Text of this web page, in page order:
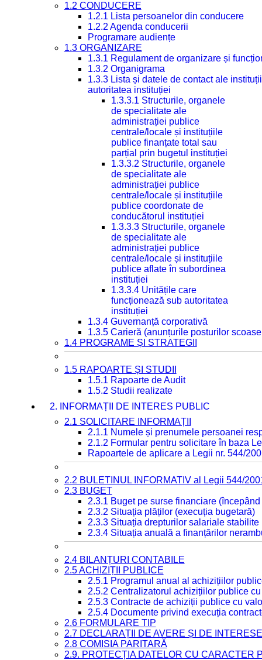
1.2 CONDUCERE
1.2.1 Lista persoanelor din conducere
1.2.2 Agenda conducerii
Programare audiențe
1.3 ORGANIZARE
1.3.1 Regulament de organizare și
1.3.2 Organigrama
1.3.3 Lista și datele de contact ale
autoritatea instituției
1.3.3.1 Structurile, organele
de specialitate ale
administrației publice
centrale/locale și instituțiile
publice finanțate total sau
parțial prin bugetul instituției
1.3.3.2 Structurile, organele
de specialitate ale
administrației publice
centrale/locale și instituțiile
publice coordonate de
conducătorul instituției
1.3.3.3 Structurile, organele
de specialitate ale
administrației publice
centrale/locale și instituțiile
publice aflate în subordinea
instituției
1.3.3.4 Unitățile care
funcționează sub autoritatea
instituției
1.3.4 Guvernanță corporativă
1.3.5 Carieră (anunțurile posturilor
1.4 PROGRAME ȘI STRATEGII
1.5 RAPOARTE ȘI STUDII
1.5.1 Rapoarte de Audit
1.5.2 Studii realizate
2. INFORMAȚII DE INTERES PUBLIC
2.1 SOLICITARE INFORMAȚII
2.1.1 Numele și prenumele persoanei
2.1.2 Formular pentru solicitare în baza
Rapoartele de aplicare a Legii nr. 544/
2.2 BULETINUL INFORMATIV al Legii 544/
2.3 BUGET
2.3.1 Buget pe surse financiare
2.3.2 Situația plăților (execuția bugetară)
2.3.3 Situația drepturilor salariale
2.3.4 Situația anuală a finanțărilor
2.4 BILANȚURI CONTABILE
2.5 ACHIZIȚII PUBLICE
2.5.1 Programul anual al achizițiilor
2.5.2 Centralizatorul achizițiilor publice
2.5.3 Contracte de achiziții publice cu
2.5.4 Documente privind execuția
2.6 FORMULARE TIP
2.7 DECLARAȚII DE AVERE ȘI DE INTERESE
2.8 COMISIA PARITARĂ
2.9. PROTECȚIA DATELOR CU CARACTER